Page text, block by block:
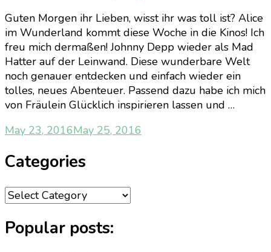
Guten Morgen ihr Lieben, wisst ihr was toll ist? Alice
im Wunderland kommt diese Woche in die Kinos! Ich
freu mich dermaßen! Johnny Depp wieder als Mad
Hatter auf der Leinwand. Diese wunderbare Welt
noch genauer entdecken und einfach wieder ein
tolles, neues Abenteuer. Passend dazu habe ich mich
von Fräulein Glücklich inspirieren lassen und …
May 23, 2016May 25, 2016
Categories
Categories
Popular posts: